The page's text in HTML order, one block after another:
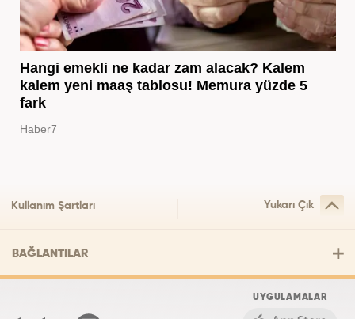
Hangi emekli ne kadar zam alacak? Kalem
kalem yeni maaş tablosu! Memura yüzde 5
fark
Haber7
Kullanım Şartları Yukarı Çık
BAĞLANTILAR
UYGULAMALAR